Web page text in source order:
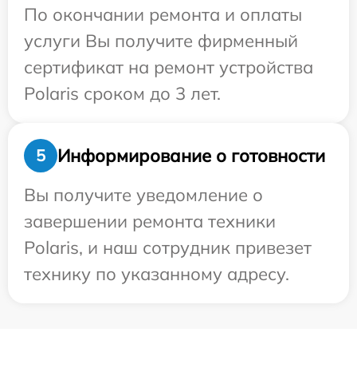
По окончании ремонта и оплаты
услуги Вы получите фирменный
сертификат на ремонт устройства
Polaris сроком до 3 лет.
5
Информирование о готовности
Вы получите уведомление о
завершении ремонта техники
Polaris, и наш сотрудник привезет
технику по указанному адресу.